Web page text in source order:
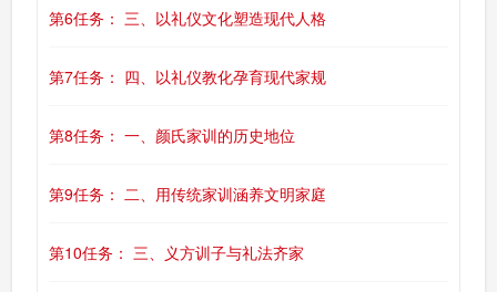
第6任务： 三、以礼仪文化塑造现代人格
第7任务： 四、以礼仪教化孕育现代家规
第8任务： 一、颜氏家训的历史地位
第9任务： 二、用传统家训涵养文明家庭
第10任务： 三、义方训子与礼法齐家